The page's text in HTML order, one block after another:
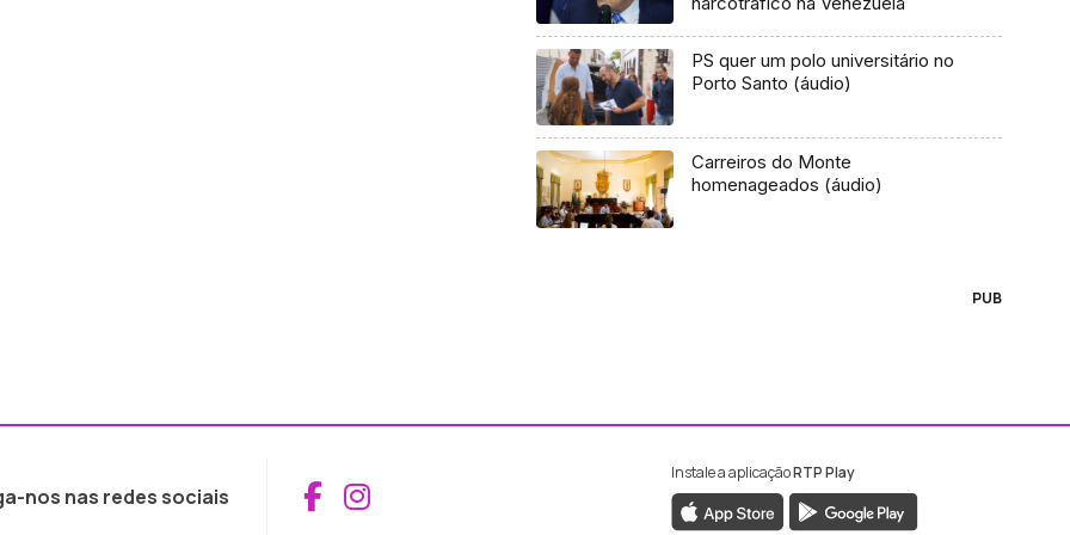
PS quer um polo universitário no
Porto Santo (áudio)
Carreiros do Monte
homenageados (áudio)
PUB
nos nas redes sociais Aceder ao Facebook da RTP Madeira
Aceder ao Instagram da RTP Madeira
Instale a aplicaçãoRTP Play